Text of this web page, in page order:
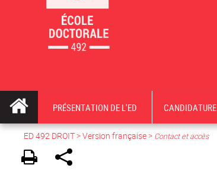
PRÉSENTATION DE L'ED CANDIDATURE
ED 492 DROIT>Version française> Contact et accès